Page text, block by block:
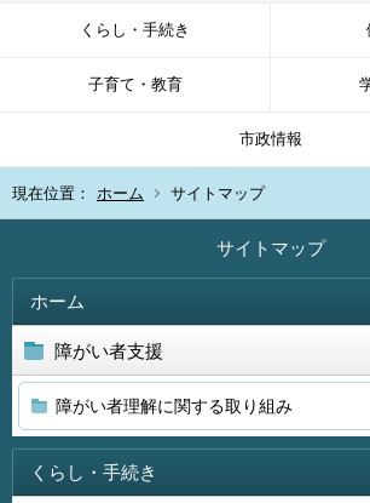
くらし・手続き
子育て・教育
市政情報
現在位置： ホーム サイトマップ
サイトマップ
ホーム
障がい者支援
障がい者理解に関する取り組み
くらし・手続き